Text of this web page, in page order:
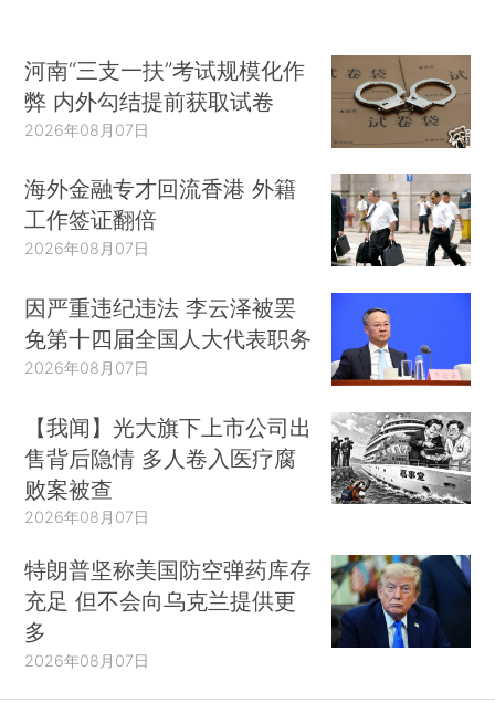
河南“三支一扶”考试规模化作
弊 内外勾结提前获取试卷
2026年08月07日
海外金融专才回流香港 外籍
工作签证翻倍
2026年08月07日
因严重违纪违法 李云泽被罢
免第十四届全国人大代表职务
2026年08月07日
【我闻】光大旗下上市公司出
售背后隐情 多人卷入医疗腐
败案被查
2026年08月07日
特朗普坚称美国防空弹药库存
充足 但不会向乌克兰提供更
多
2026年08月07日